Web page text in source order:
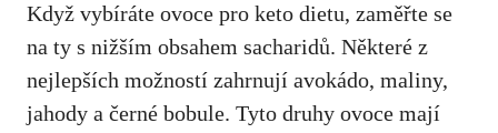
Když vybíráte ovoce pro keto dietu, zaměřte se
na ⁤ty s nižším obsahem sacharidů.‌ Některé z
nejlepších možností zahrnují avokádo, maliny,
jahody a černé bobule. ​Tyto druhy ovoce mají